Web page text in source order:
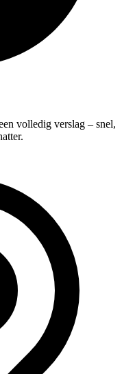
volledig verslag – snel,